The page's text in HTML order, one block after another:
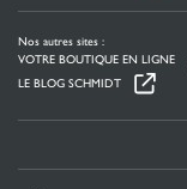
Nos autres sites :
VOTRE BOUTIQUE EN LIGNE
LE BLOG SCHMIDT